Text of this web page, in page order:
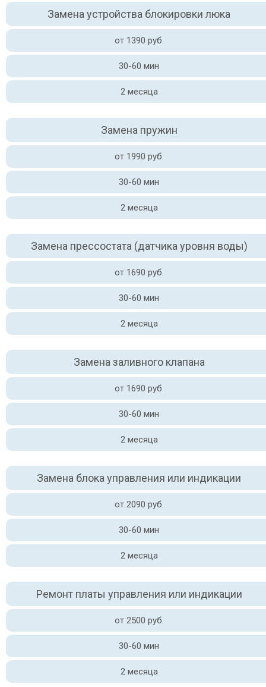
Замена устройства блокировки люка
от 1390 руб.
30-60 мин
2 месяца
Замена пружин
от 1990 руб.
30-60 мин
2 месяца
Замена прессостата (датчика уровня воды)
от 1690 руб.
30-60 мин
2 месяца
Замена заливного клапана
от 1690 руб.
30-60 мин
2 месяца
Замена блока управления или индикации
от 2090 руб.
30-60 мин
2 месяца
Ремонт платы управления или индикации
от 2500 руб.
30-60 мин
2 месяца